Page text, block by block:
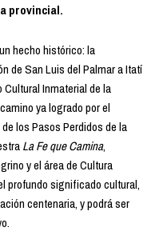
provincial.
hecho histórico: la
de San Luis del Palmar a Itatí
Inmaterial de la
ya logrado por el
los Pasos Perdidos de la
La Fe que Camina,
y el área de Cultura
profundo significado cultural,
centenaria, y podrá ser